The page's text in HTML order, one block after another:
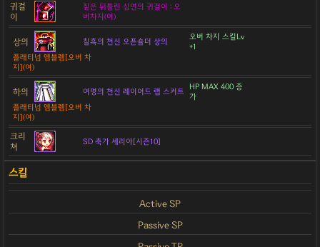
귀걸
이
짙은 뒤틀린 심연의 귀걸이 : 오
버차지(여)
상의 칠흑의 천신 오픈숄더 상의
오버 차지 스킬Lv
+1
플래티넘 엠블렘[오버 차
지](여)
하의 여명의 천신 레이어드 랩 스커트
HP MAX 400 증
가
플래티넘 엠블렘[오버 차
지](여)
크리
쳐
SD 축가 세리아[시즌10]
Active SP
Passive SP